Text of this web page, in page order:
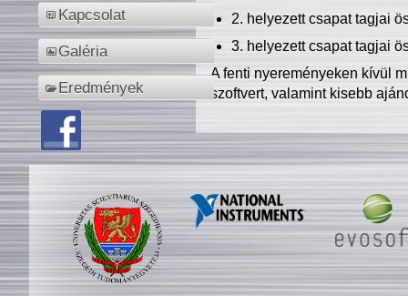
Kapcsolat
Galéria
Eredmények
2. helyezett csapat tagjai
3. helyezett csapat tagjai
A fenti nyereményeken kívül
szoftvert, valamint kisebb